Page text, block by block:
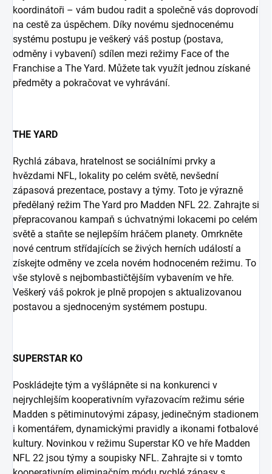
koordinátoři – vám budou radit a společně vás doprovodí
na cestě za úspěchem. Díky novému sjednocenému
systému postupu je veškerý váš postup (postava,
odměny i vybavení) sdílen mezi režimy Face of the
Franchise a The Yard. Můžete tak využít jednou získané
předměty a pokračovat ve vyhrávání.
THE YARD
Rychlá zábava, hratelnost se sociálními prvky a
hvězdami NFL, lokality po celém světě, nevšední
zápasová prezentace, postavy a týmy. Toto je výrazně
předělaný režim The Yard pro Madden NFL 22. Zahrajte si
přepracovanou kampaň s úchvatnými lokacemi po celém
světě a staňte se nejlepším hráčem planety. Omrkněte
nové centrum střídajících se živých herních událostí a
získejte odměny ve zcela novém hodnoceném režimu. To
vše stylově s nejbombastičtějším vybavením ve hře.
Veškerý váš pokrok je plně propojen s aktualizovanou
postavou a sjednoceným systémem postupu.
SUPERSTAR KO
Poskládejte tým a vyšlápněte si na konkurenci v
nejrychlejším kooperativním vyřazovacím režimu série
Madden s pětiminutovými zápasy, jedinečným stadionem
i komentářem, dynamickými pravidly a ikonami fotbalové
kultury. Novinkou v režimu Superstar KO ve hře Madden
NFL 22 jsou týmy a soupisky NFL. Zahrajte si v tomto